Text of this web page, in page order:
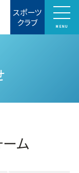
スポーツ
クラブ MENU
ム